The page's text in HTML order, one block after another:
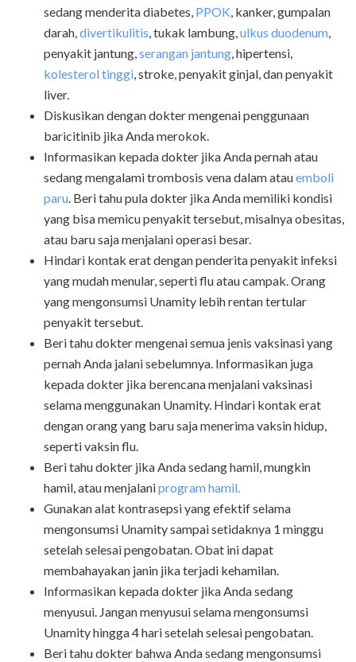
sedang menderita diabetes, PPOK, kanker, gumpalan
darah,divertikulitis, tukak lambung,ulkus duodenum,
penyakit jantung,serangan jantung, hipertensi,
kolesterol tinggi, stroke, penyakit ginjal, dan penyakit
liver.
Diskusikan dengan dokter mengenai penggunaan
baricitinib jika Anda merokok.
Informasikan kepada dokter jika Anda pernah atau
sedang mengalami trombosis vena dalam atauemboli
paru. Beri tahu pula dokter jika Anda memiliki kondisi
yang bisa memicu penyakit tersebut, misalnya obesitas,
atau baru saja menjalani operasi besar.
Hindari kontak erat dengan penderita penyakit infeksi
yang mudah menular, seperti flu atau campak. Orang
yang mengonsumsi Unamity lebih rentan tertular
penyakit tersebut.
Beri tahu dokter mengenai semua jenis vaksinasi yang
pernah Anda jalani sebelumnya. Informasikan juga
kepada dokter jika berencana menjalani vaksinasi
selama menggunakan Unamity. Hindari kontak erat
dengan orang yang baru saja menerima vaksin hidup,
seperti vaksin flu.
Beri tahu dokter jika Anda sedang hamil, mungkin
hamil, atau menjalaniprogram hamil.
Gunakan alat kontrasepsi yang efektif selama
mengonsumsi Unamity sampai setidaknya 1 minggu
setelah selesai pengobatan. Obat ini dapat
membahayakan janin jika terjadi kehamilan.
Informasikan kepada dokter jika Anda sedang
menyusui. Jangan menyusui selama mengonsumsi
Unamity hingga 4 hari setelah selesai pengobatan.
Beri tahu dokter bahwa Anda sedang mengonsumsi